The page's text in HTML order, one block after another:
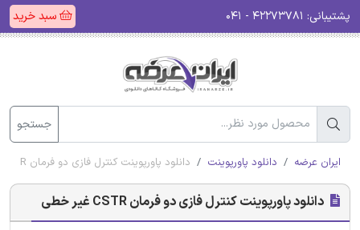
پشتیبانی: سبد خرید
جستجو
ایران عرضه دانلود پاورپوینت دانلود پاورپوینت کنترل فازی دو فرمان CSTR غیر خطی
دانلود پاورپوینت کنترل فازی دو فرمان CSTR غیر خطی